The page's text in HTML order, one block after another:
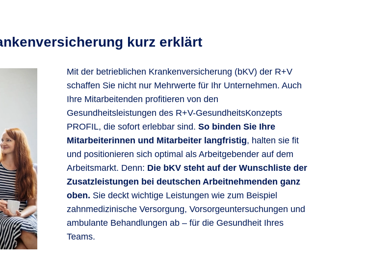
kurz erklärt
Mit der betrieblichen Krankenversicherung (bKV) der R+V
schaffen Sie nicht nur Mehrwerte für Ihr Unternehmen. Auch
Ihre Mitarbeitenden profitieren von den
Gesundheitsleistungen des R+V-Gesund­heits­Kon­zepts
PROFIL, die sofort erlebbar sind. So binden Sie Ihre
Mitarbeiterinnen und Mitarbeiter langfristig, halten sie fit
und positionieren sich optimal als Arbeitgebender auf dem
Arbeitsmarkt. Denn: Die bKV steht auf der Wunschliste der
Zusatzleistungen bei deutschen Arbeitnehmenden ganz
oben. Sie deckt wichtige Leistungen wie zum Beispiel
zahnmedizinische Versorgung, Vorsorgeuntersuchungen und
ambulante Behandlungen ab – für die Gesundheit Ihres
Teams.